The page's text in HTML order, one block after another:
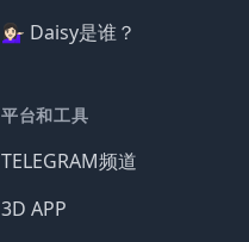
💁🏻‍♀️ Daisy是谁？
平台和工具
TELEGRAM频道
3D APP